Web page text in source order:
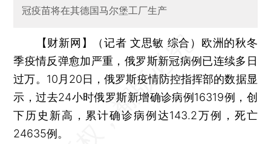
冠疫苗将在其德国马尔堡工厂生产
【财新网】（记者 文思敏 综合） 欧洲的秋冬
季疫情反弹愈加严重，俄罗斯新冠病例已连续多日
过万。10月20日，俄罗斯疫情防控指挥部的数据显
示，过去24小时俄罗斯新增确诊病例16319例，创
下历史新高，累计确诊病例达143.2万例，死亡
24635例。